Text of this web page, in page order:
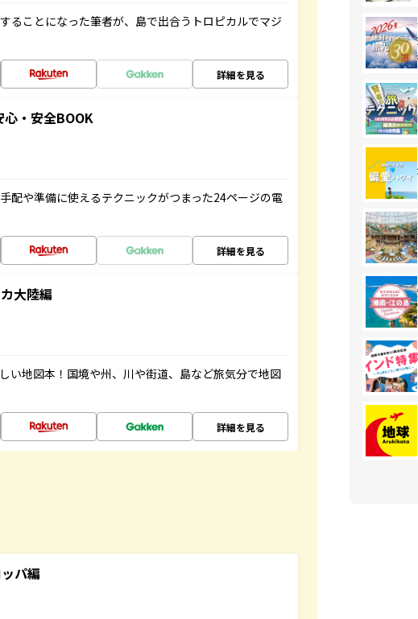
ることになった筆者が、島で出合うトロピカルでマジ
詳細を見る
・安全BOOK
配や準備に使えるテクニックがつまった24ページの電
詳細を見る
大陸編
い地図本！国境や州、川や街道、島など旅気分で地図
詳細を見る
パ編